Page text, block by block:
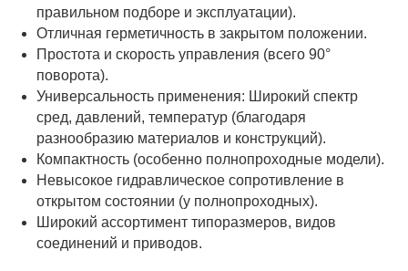
правильном подборе и эксплуатации).
Отличная герметичность в закрытом положении.
Простота и скорость управления (всего 90°
поворота).
Универсальность применения: Широкий спектр
сред, давлений, температур (благодаря
разнообразию материалов и конструкций).
Компактность (особенно полнопроходные модели).
Невысокое гидравлическое сопротивление в
открытом состоянии (у полнопроходных).
Широкий ассортимент типоразмеров, видов
соединений и приводов.